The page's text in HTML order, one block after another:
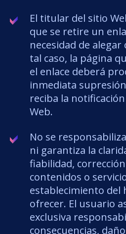
El titular del sitio
que se retire un
necesidad de alegar
tal caso, la página
el enlace deberá
inmediata
reciba la
Web.
No se
ni garantiza la
fiabilidad,
contenidos o
establecimiento del
ofrecer. El usuario
exclusiva
consecuencias,